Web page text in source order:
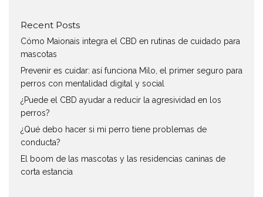
Recent Posts
Cómo Maionais integra el CBD en rutinas de cuidado para
mascotas
Prevenir es cuidar: así funciona Milo, el primer seguro para
perros con mentalidad digital y social
¿Puede el CBD ayudar a reducir la agresividad en los
perros?
¿Qué debo hacer si mi perro tiene problemas de
conducta?
El boom de las mascotas y las residencias caninas de
corta estancia